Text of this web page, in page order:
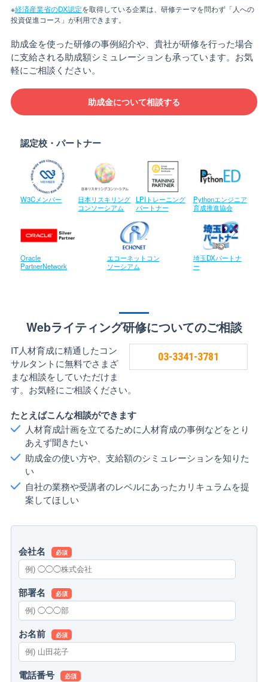
※経済産業省のDX認定を取得している企業は、研修テーマを問わず「人への
投資促進コース」が利用できます。
助成金を使った研修の事例紹介や、貴社が研修を行った場合
に支給される助成額シミュレーションも承っています。お気
軽にご相談ください。
助成金について相談する
認定校・パートナー
W3Cメンバー
日本リスキリング
コンソーシアム
LPIトレーニング
パートナー
Pythonエンジニア
育成推進協会
Oracle
PartnerNetwork
エコーネットコン
ソーシアム
埼玉DXパートナ
ー
Webライティング研修についてのご相談
03-3341-3781
IT人材育成に精通したコン
サルタントに無料でさまざ
まな相談をしていただけま
す。お気軽にご相談ください。
たとえばこんな相談ができます
人材育成計画を立てるために人材育成の事例などをとり
あえず聞きたい
助成金の使い方や、支給額のシミュレーションを知りた
い
自社の業務や受講者のレベルにあったカリキュラムを提
案してほしい
会社名 必須
部署名 必須
お名前 必須
電話番号 必須